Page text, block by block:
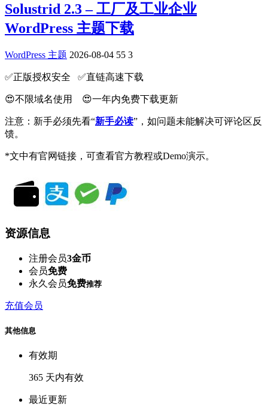
Solustrid 2.3 – 工厂及工业企业
WordPress 主题下载
WordPress 主题 2026-08-04 55 3
✅️正版授权安全 ✅️直链高速下载
😍不限域名使用 😍一年内免费下载更新
注意：新手必须先看“新手必读”，如问题未能解决可评论区反
馈。
*文中有官网链接，可查看官方教程或Demo演示。
资源信息
注册会员3金币
会员免费
永久会员免费推荐
充值会员
其他信息
有效期
365 天内有效
最近更新